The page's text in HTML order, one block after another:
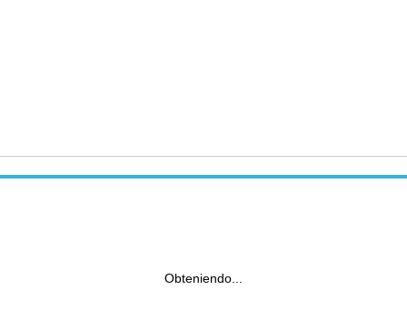
Obteniendo...